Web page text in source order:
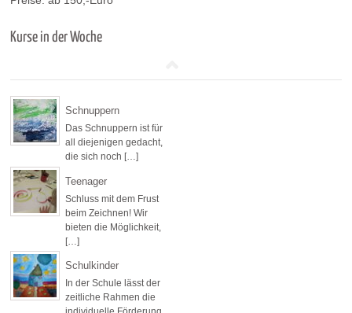
Kurse in der Woche
Schnuppern
Das Schnuppern ist für
all diejenigen gedacht,
die sich noch […]
Teenager
Schluss mit dem Frust
beim Zeichnen! Wir
bieten die Möglichkeit,
[…]
Schulkinder
In der Schule lässt der
zeitliche Rahmen die